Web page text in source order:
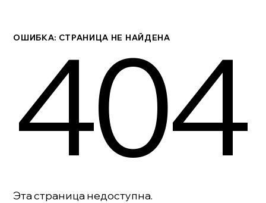
ОШИБКА: СТРАНИЦА НЕ НАЙДЕНА
404
Эта страница недоступна.